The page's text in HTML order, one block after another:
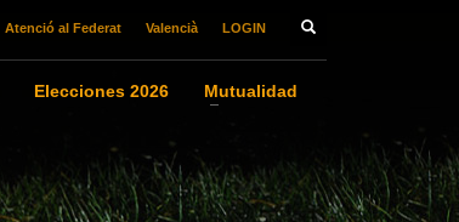
Atenció al Federat Valencià LOGIN
Elecciones 2026
Mutualidad